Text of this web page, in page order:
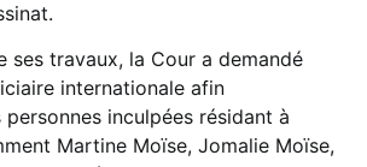
ses travaux, la Cour a demandé
internationale afin
personnes inculpées résidant à
Martine Moïse, Jomalie Moïse,